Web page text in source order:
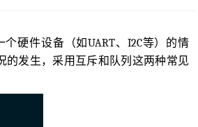
硬件设备（如UART、I2C等）的情
的发生，采用互斥和队列这两种常见